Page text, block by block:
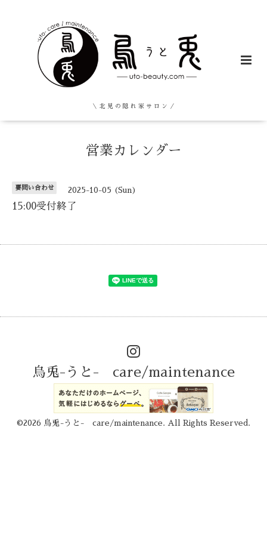
＼ 北 見 の 隠 れ 家 サ ロ ン ／
営業カレンダー
要問い合わせ 2025-10-05 (Sun)
15:00受付終了
烏兎-うと- care/maintenance
©2026 烏兎-うと- care/maintenance . All Rights Reserved.